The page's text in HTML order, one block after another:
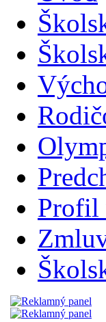
Profil